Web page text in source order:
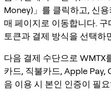
Money)」를 클릭하고, 신
매 페이지로 이동합니다.
토큰과 결제 방식을 선택하
다음 결제 수단으로 WMTX
카드, 직불카드, Apple Pay,
음 이용 시 본인 인증이 필